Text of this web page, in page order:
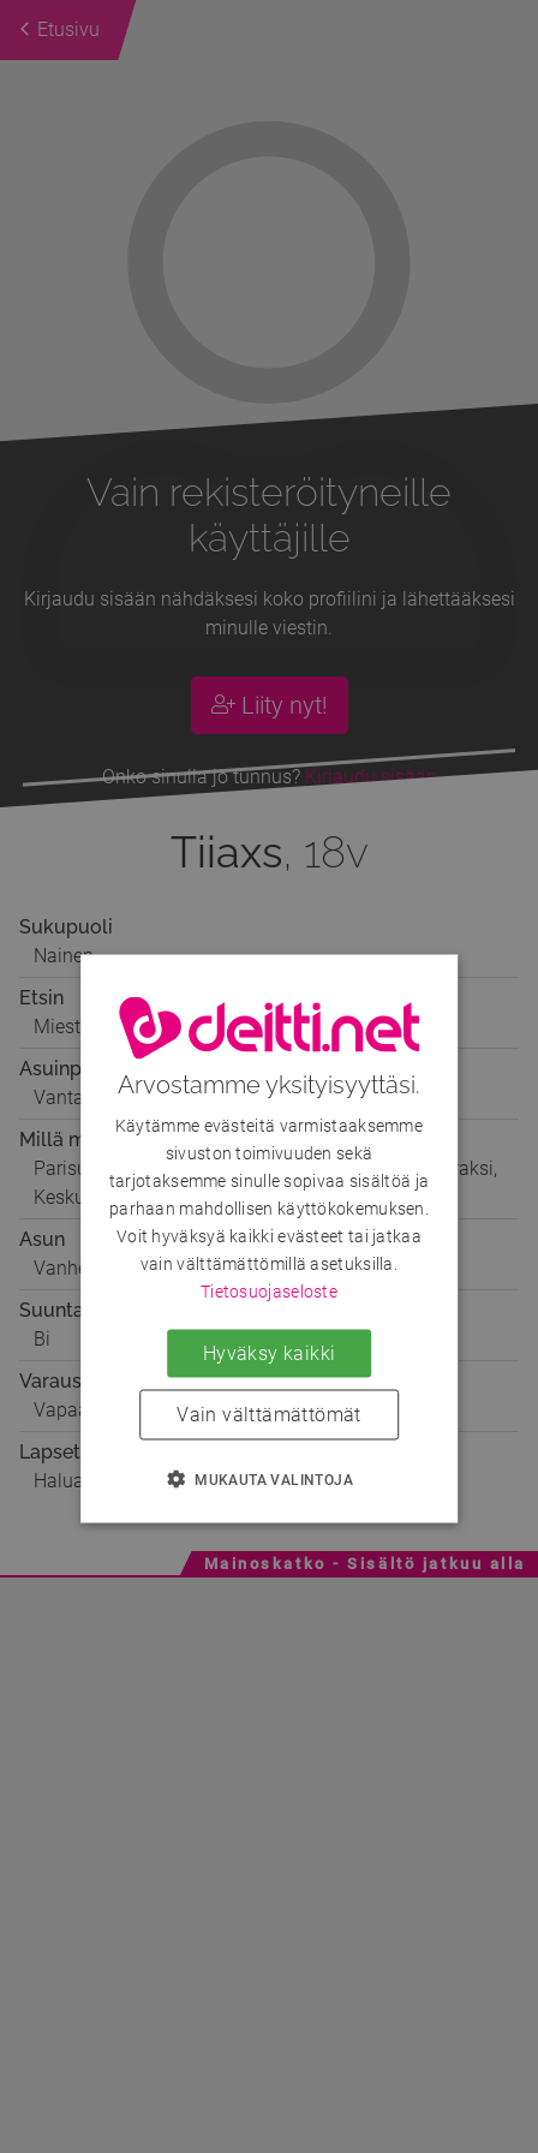
Etusivu
Vain rekisteröityneille
käyttäjille
Kirjaudu sisään nähdäksesi koko profiilini ja lähettääksesi
minulle viestin.
Liity nyt!
Onko sinulla jo tunnus? Kirjaudu sisään
Tiiaxs, 18v
Sukupuoli
Nainen
Etsin
Miestä
Asuinpaikka
Vantaa
Millä mielellä
Parisuhteeseen, Seikkailuun, Ystäväksi, Matkaseuraksi,
Keskusteluun
Asun
Vanhempieni kanssa
Suuntautuminen
Bi
Varaustilanne
Vapaa
Lapset
Haluan lapsia tulevaisuudessa
Mainoskatko - Sisältö jatkuu alla
Arvostamme yksityisyyttäsi.
Käytämme evästeitä varmistaaksemme
sivuston toimivuuden sekä
tarjotaksemme sinulle sopivaa sisältöä ja
parhaan mahdollisen käyttökokemuksen.
Voit hyväksyä kaikki evästeet tai jatkaa
vain välttämättömillä asetuksilla.
Tietosuojaseloste
Hyväksy kaikki
Vain välttämättömät
MUKAUTA VALINTOJA